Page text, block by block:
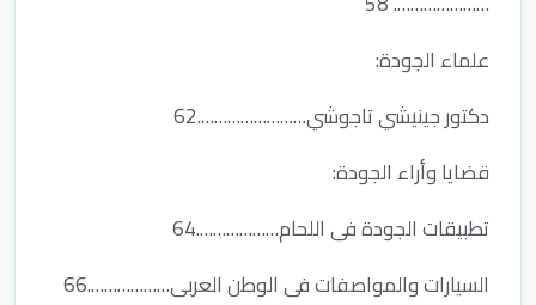
علماء الجودة:
دكتور جينيشي تاجوشي…………………….62
قضايا وأراء الجودة:
تطبيقات الجودة فى اللحام……………….64
السيارات والمواصفات فى الوطن العربى……………….66